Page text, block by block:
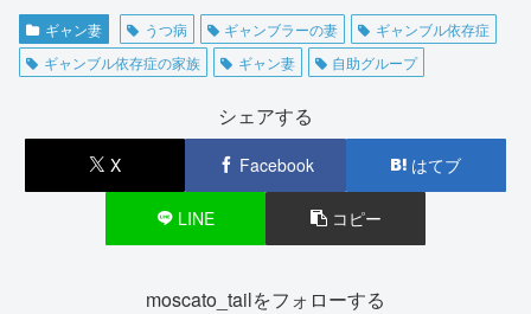
ギャン妻 うつ病 ギャンブラーの妻
ギャンブル依存症
ギャンブル依存症の家族
ギャン妻 自助グループ
シェアする
X Facebook はてブ
LINE コピー
moscato_tailをフォローする